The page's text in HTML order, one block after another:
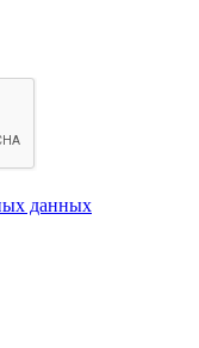
данных